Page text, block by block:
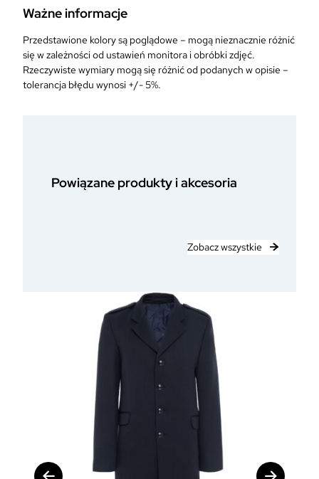
Ważne informacje
Przedstawione kolory są poglądowe – mogą nieznacznie różnić
się w zależności od ustawień monitora i obróbki zdjęć.
Rzeczywiste wymiary mogą się różnić od podanych w opisie –
tolerancja błędu wynosi +/- 5%.
Powiązane produkty i akcesoria
Zobacz wszystkie